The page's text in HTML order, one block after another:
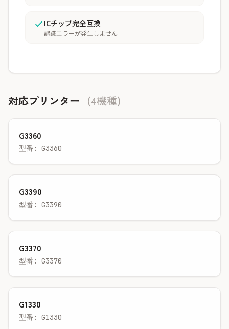
ICチップ完全互換
認識エラーが発生しません
対応プリンター (4機種)
G3360
型番: G3360
G3390
型番: G3390
G3370
型番: G3370
G1330
型番: G1330